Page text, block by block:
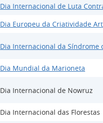
Dia Internacional de Luta
Dia Europeu da Criatividade
Dia Internacional da Síndrome
Dia Mundial da Marioneta
Dia Internacional de Nowruz
Dia Internacional das Florestas